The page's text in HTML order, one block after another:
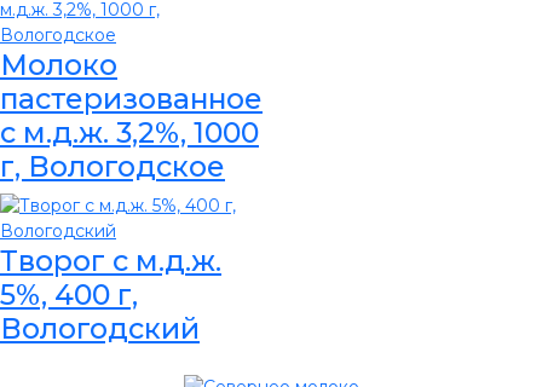
Молоко
пастеризованное
с м.д.ж. 3,2%, 1000
г, Вологодское
Творог с м.д.ж.
5%, 400 г,
Вологодский